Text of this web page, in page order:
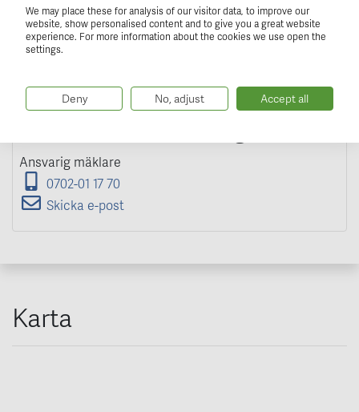
Ansvarig mäklare
0702-01 17 70
Skicka e-post
Karta
We may place these for analysis of our visitor data, to improve our
website, show personalised content and to give you a great website
experience. For more information about the cookies we use open the
settings.
Deny No, adjust Accept all